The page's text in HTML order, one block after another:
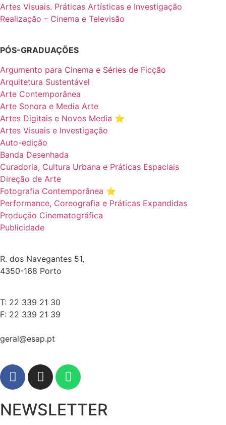
Artes Visuais. Práticas Artísticas e Investigação
Realização – Cinema e Televisão
PÓS-GRADUAÇÕES
Argumento para Cinema e Séries de Ficção
Arquitetura Sustentável
Arte Contemporânea
Arte Sonora e Media Arte
Artes Digitais e Novos Media ⭐️
Artes Visuais e Investigação
Auto-edição
Banda Desenhada
Curadoria, Cultura Urbana e Práticas Espaciais
Direção de Arte
Fotografia Contemporânea ⭐️
Performance, Coreografia e Práticas Expandidas
Produção Cinematográfica
Publicidade
R. dos Navegantes 51,
4350-168 Porto
T: 22 339 21 30
F: 22 339 21 39
geral@esap.pt
NEWSLETTER